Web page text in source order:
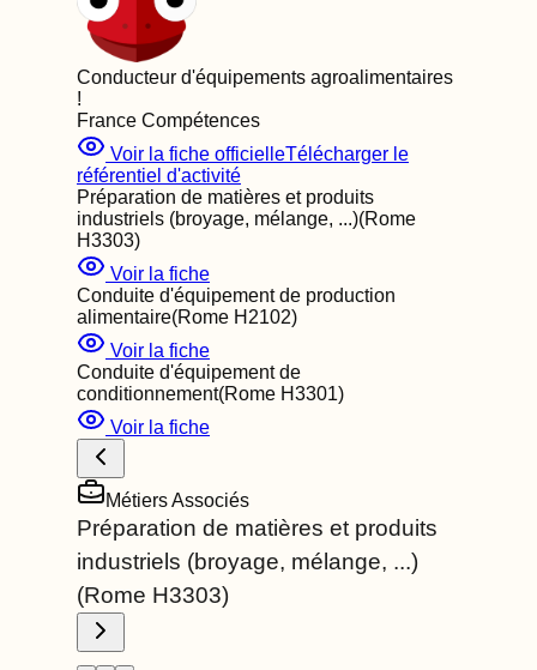
Conducteur d'équipements agroalimentaires
!
France Compétences
Voir la fiche officielleTélécharger le
référentiel d'activité
Préparation de matières et produits
industriels (broyage, mélange, ...)(Rome
H3303)
Voir la fiche
Conduite d'équipement de production
alimentaire(Rome H2102)
Voir la fiche
Conduite d'équipement de
conditionnement(Rome H3301)
Voir la fiche
Métiers Associés
Préparation de matières et produits
industriels (broyage, mélange, ...)
(Rome H3303)